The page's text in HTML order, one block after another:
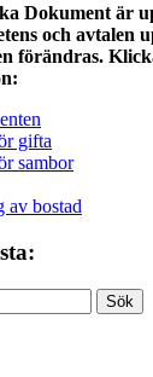
Dokument är
och avtalen
förändras.
gifta
sambor
av bostad